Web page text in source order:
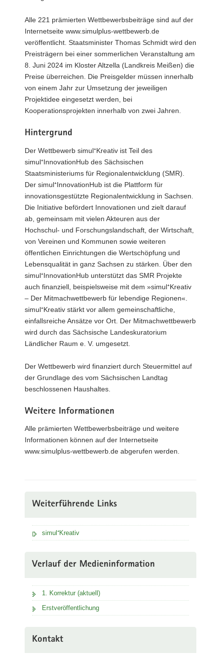
Alle 221 prämierten Wettbewerbsbeiträge sind auf der
Internetseite www.simulplus-wettbewerb.de
veröffentlicht. Staatsminister Thomas Schmidt wird den
Preisträgern bei einer sommerlichen Veranstaltung am
8. Juni 2024 im Kloster Altzella (Landkreis Meißen) die
Preise überreichen. Die Preisgelder müssen innerhalb
von einem Jahr zur Umsetzung der jeweiligen
Projektidee eingesetzt werden, bei
Kooperationsprojekten innerhalb von zwei Jahren.
Hintergrund
Der Wettbewerb simul⁺Kreativ ist Teil des
simul⁺InnovationHub des Sächsischen
Staatsministeriums für Regionalentwicklung (SMR).
Der simul⁺InnovationHub ist die Plattform für
innovationsgestützte Regionalentwicklung in Sachsen.
Die Initiative befördert Innovationen und zielt darauf
ab, gemeinsam mit vielen Akteuren aus der
Hochschul- und Forschungslandschaft, der Wirtschaft,
von Vereinen und Kommunen sowie weiteren
öffentlichen Einrichtungen die Wertschöpfung und
Lebensqualität in ganz Sachsen zu stärken. Über den
simul⁺InnovationHub unterstützt das SMR Projekte
auch finanziell, beispielsweise mit dem »simul⁺Kreativ
– Der Mitmachwettbewerb für lebendige Regionen«.
simul⁺Kreativ stärkt vor allem gemeinschaftliche,
einfallsreiche Ansätze vor Ort. Der Mitmachwettbewerb
wird durch das Sächsische Landeskuratorium
Ländlicher Raum e. V. umgesetzt.
Der Wettbewerb wird finanziert durch Steuermittel auf
der Grundlage des vom Sächsischen Landtag
beschlossenen Haushaltes.
Weitere Informationen
Alle prämierten Wettbewerbsbeiträge und weitere
Informationen können auf der Internetseite
www.simulplus-wettbewerb.de abgerufen werden.
Weiterführende Links
simul⁺Kreativ
Verlauf der Medieninformation
1. Korrektur (aktuell)
Erstveröffentlichung
Kontakt